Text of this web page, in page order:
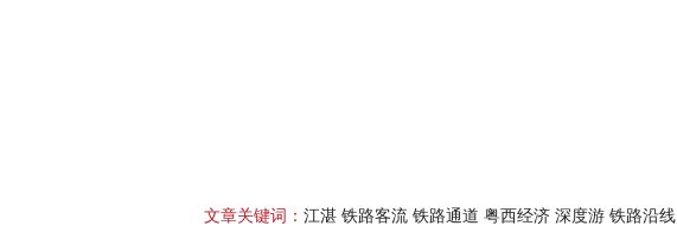
文章关键词： 江湛 铁路客流 铁路通道 粤西经济 深度游 铁路沿